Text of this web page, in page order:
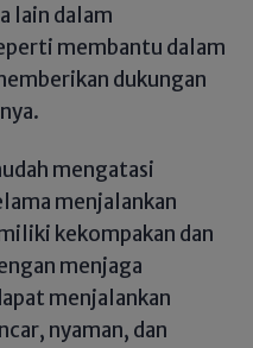
lain dalam
membantu dalam
dukungan
mengatasi
menjalankan
kekompakan dan
menjaga
menjalankan
nyaman, dan